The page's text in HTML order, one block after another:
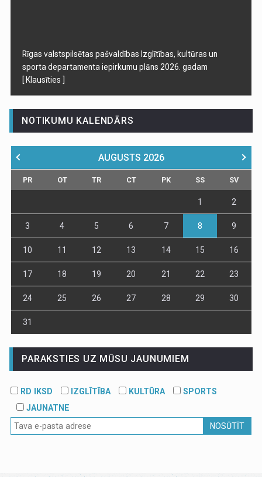
Rīgas valstspilsētas pašvaldības Izglītības, kultūras un
sporta departamenta iepirkumu plāns 2026. gadam
[ Klausīties ]
NOTIKUMU KALENDĀRS
AUGUSTS 2026
PR OT TR CT PK SS SV
1 2
3 4 5 6 7 8 9
10 11 12 13 14 15 16
17 18 19 20 21 22 23
24 25 26 27 28 29 30
31
PARAKSTIES UZ MŪSU JAUNUMIEM
RD IKSD IZGLĪTĪBA KULTŪRA
SPORTS
JAUNATNE
NOSŪTĪT